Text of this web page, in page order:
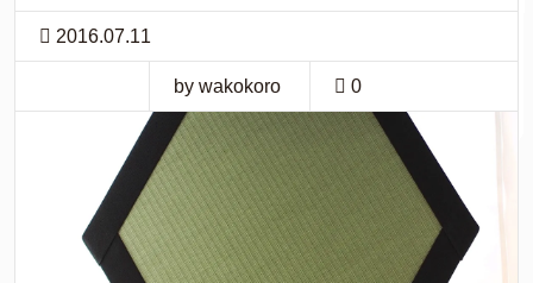
2016.07.11
by wakokoro 0